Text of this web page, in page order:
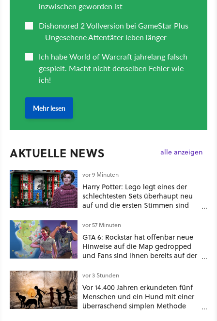
AKTUELLE NEWS alle anzeigen
vor 9 Minuten
Harry Potter: Lego legt eines der
schlechtesten Sets überhaupt neu
auf und die ersten Stimmen sind
vor 57 Minuten
GTA 6: Rockstar hat offenbar neue
Hinweise auf die Map gedropped
und Fans sind ihnen bereits auf der
vor 3 Stunden
Vor 14.400 Jahren erkundeten fünf
Menschen und ein Hund mit einer
überraschend simplen Methode